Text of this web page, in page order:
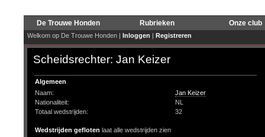
De Trouwe Honden Rubrieken Onze club
Welkom op De Trouwe Honden | Inloggen | Registreren
Scheidsrechter: Jan Keizer
Algemeen
Naam:
Jan Keizer
Nationaliteit:
NL
Totaal wedstrijden:
32
Wedstrijden gefloten laat alle wedstrijden zien